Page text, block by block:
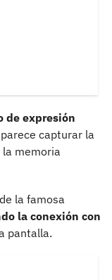
de expresión
capturar la
la memoria
la famosa
la conexión con
pantalla.